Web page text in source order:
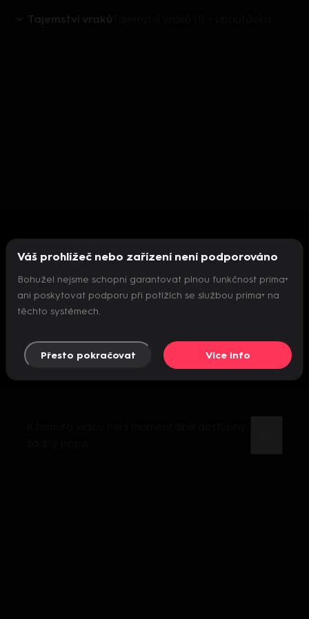
Tajemství vraků
Nepodařilo se inicializovat přehrávač
Váš prohlížeč nebo zařízení není podporováno
Bohužel nejsme schopni garantovat plnou funkčnost prima+
ani poskytovat podporu při potížích se službou prima+ na
těchto systémech.
Přesto pokračovat Více info